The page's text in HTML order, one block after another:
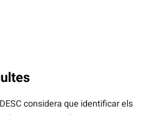
considera que identificar els